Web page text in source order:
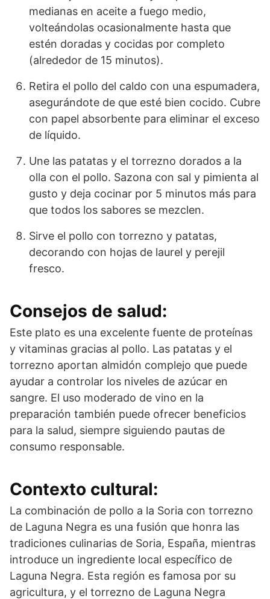
medianas en aceite a fuego medio,
volteándolas ocasionalmente hasta que
estén doradas y cocidas por completo
(alrededor de 15 minutos).
Retira el pollo del caldo con una espumadera,
asegurándote de que esté bien cocido. Cubre
con papel absorbente para eliminar el exceso
de líquido.
Une las patatas y el torrezno dorados a la
olla con el pollo. Sazona con sal y pimienta al
gusto y deja cocinar por 5 minutos más para
que todos los sabores se mezclen.
Sirve el pollo con torrezno y patatas,
decorando con hojas de laurel y perejil
fresco.
Consejos de salud:
Este plato es una excelente fuente de proteínas
y vitaminas gracias al pollo. Las patatas y el
torrezno aportan almidón complejo que puede
ayudar a controlar los niveles de azúcar en
sangre. El uso moderado de vino en la
preparación también puede ofrecer beneficios
para la salud, siempre siguiendo pautas de
consumo responsable.
Contexto cultural:
La combinación de pollo a la Soria con torrezno
de Laguna Negra es una fusión que honra las
tradiciones culinarias de Soria, España, mientras
introduce un ingrediente local específico de
Laguna Negra. Esta región es famosa por su
agricultura, y el torrezno de Laguna Negra